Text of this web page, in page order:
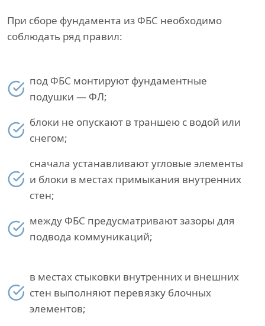
При сборе фундамента из ФБС необходимо
соблюдать ряд правил:
под ФБС монтируют фундаментные
подушки — ФЛ;
блоки не опускают в траншею с водой или
снегом;
сначала устанавливают угловые элементы
и блоки в местах примыкания внутренних
стен;
между ФБС предусматривают зазоры для
подвода коммуникаций;
в местах стыковки внутренних и внешних
стен выполняют перевязку блочных
элементов;